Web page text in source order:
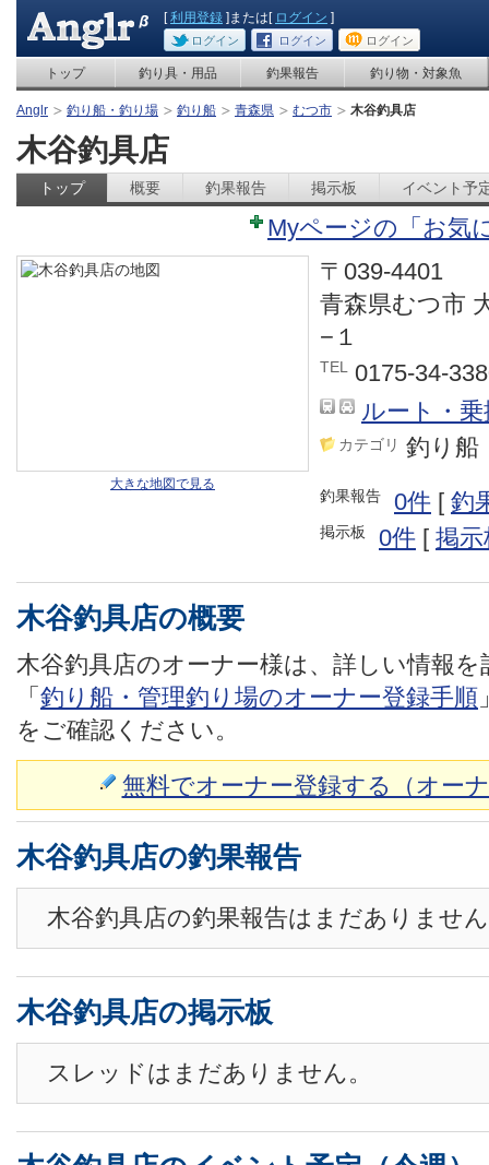
[利用登録 ]または[ ログイン ]
ログイン ログイン ログイン
トップ 釣り具・用品 釣果報告 釣り物・対象魚
Anglr 釣り船・釣り場 釣り船 青森県 むつ市 木谷釣具店
木谷釣具店
トップ 概要 釣果報告 掲示板 イベント予
Myページの「お気
大きな地図で見る
〒039-4401
青森県むつ市
−１
TEL
0175-34-
ルート・
カテゴリ 釣り船
釣果報告 0件 [ 釣
掲示板 0件 [ 掲
木谷釣具店の概要
木谷釣具店のオーナー様は、詳しい情報
「 釣り船・管理釣り場のオーナー登録手順
をご確認ください。
無料でオーナー登録する（オー
木谷釣具店の釣果報告
木谷釣具店の釣果報告はまだありませ
木谷釣具店の掲示板
スレッドはまだありません。